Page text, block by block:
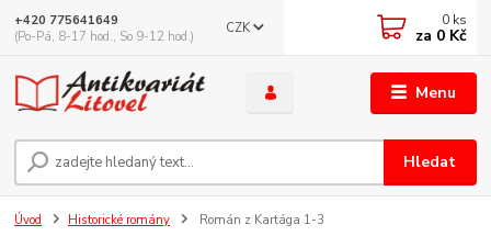
Menu
CZK
Hledat
+420 775641649
(Po-Pá, 8-17 hod., So 9-12 hod.)
0 ks
za 0 Kč
Úvod Historické romány Román z Kartága 1-3